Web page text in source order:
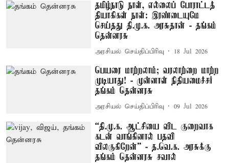
தமிழ்நாடு நாள், எல்லைப் போராட்டத்
தியாகிகள் நாள்: இரண்டையுமே
செய்தது தி.மு.க. அரசுதான் - தங்கம்
தென்னரசு
அரசியல் செய்திப்பிரிவு 18 Jul 2026
பெயரை மாற்றலாம்; வரலாற்றை மாற்ற
முடியாது! - முன்னாள் நிதியமைச்சர்
தங்கம் தென்னரசு
அரசியல் செய்திப்பிரிவு 09 Jul 2026
“தி.மு.க. ஆட்சியை விட குறைவாக
கடன் வாங்கினால் பதவி
விலகுகிறேன்” - த.வெ.க. அரசுக்கு
தங்கம் தென்னரசு சவால்